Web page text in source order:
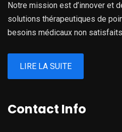
Notre mission est d’innover et
solutions thérapeutiques de
besoins médicaux non satisfaits
LIRE LA SUITE
Contact Info